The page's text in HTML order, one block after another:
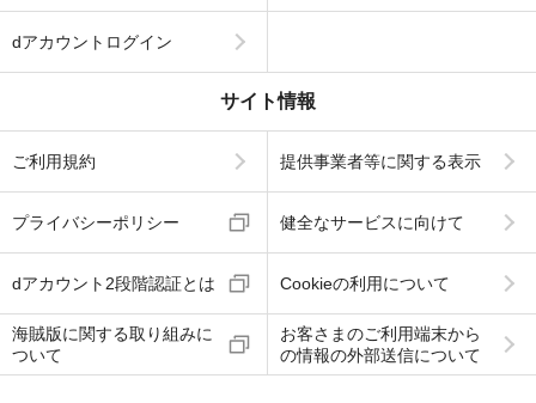
dアカウントログイン
サイト情報
ご利用規約 提供事業者等に関する表示
プライバシーポリシー 健全なサービスに向けて
dアカウント2段階認証とは Cookieの利用について
海賊版に関する取り組みに
ついて
お客さまのご利用端末から
の情報の外部送信について